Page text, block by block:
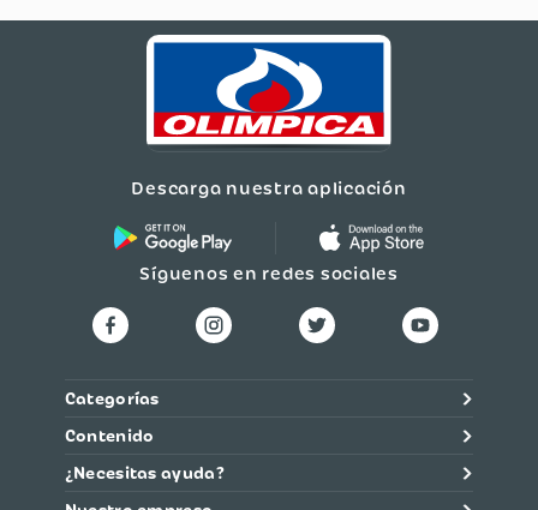
Descarga nuestra aplicación
Síguenos en redes sociales
Categorías
Contenido
¿Necesitas ayuda?